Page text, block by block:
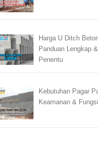
Harga U Ditch
Panduan Lengkap
Penentu
Kebutuhan Pagar
Keamanan &